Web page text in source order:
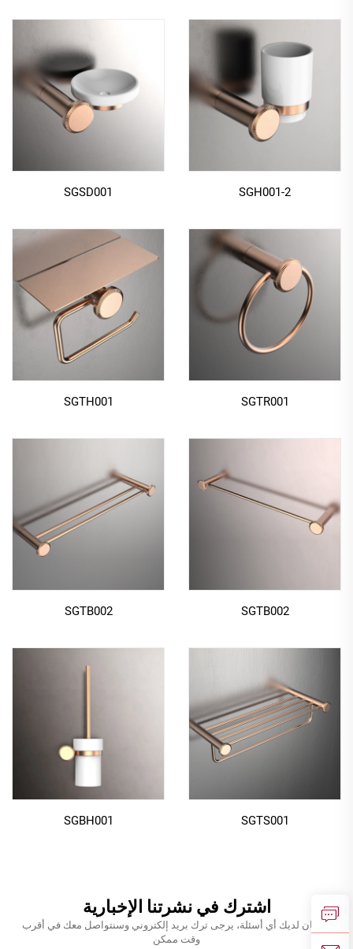
SGH001-2
SGSD001
SGTR001
SGTH001
SGTB002
SGTB002
SGTS001
SGBH001
اشترك في نشرتنا الإخبارية
إذا كان لديك أي أسئلة، يرجى ترك بريد إلكتروني وسنتواصل معك في أقرب
وقت ممكن